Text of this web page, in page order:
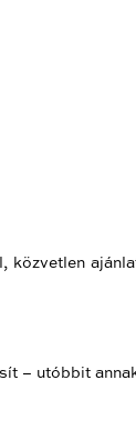
közvetlen
– utóbbit